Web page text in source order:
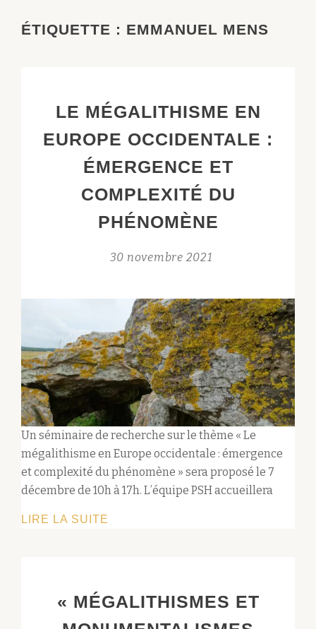
ÉTIQUETTE : EMMANUEL MENS
LE MÉGALITHISME EN
EUROPE OCCIDENTALE :
ÉMERGENCE ET
COMPLEXITÉ DU
PHÉNOMÈNE
30 novembre 2021
Un séminaire de recherche sur le thème « Le
mégalithisme en Europe occidentale : émergence
et complexité du phénomène » sera proposé le 7
décembre de 10h à 17h. L’équipe PSH accueillera
LIRE LA SUITE
:
« MÉGALITHISMES ET